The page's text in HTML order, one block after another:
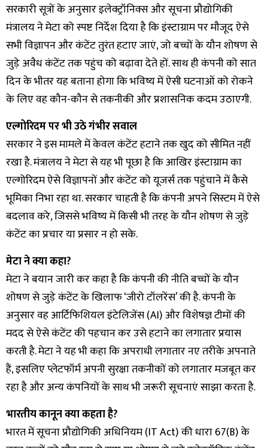
सरकारी सूत्रों के अनुसार इलेक्ट्रॉनिक्स और सूचना प्रौद्योगिकी
मंत्रालय ने मेटा को स्पष्ट निर्देश दिया है कि इंस्टाग्राम पर मौजूद ऐसे
सभी विज्ञापन और कंटेंट तुरंत हटाए जाएं, जो बच्चों के यौन शोषण से
जुड़े अवैध कंटेंट तक पहुंच को बढ़ावा देते हों. साथ ही कंपनी को सात
दिन के भीतर यह बताना होगा कि भविष्य में ऐसी घटनाओं को रोकने
के लिए वह कौन-कौन से तकनीकी और प्रशासनिक कदम उठाएगी.
एल्गोरिदम पर भी उठे गंभीर सवाल
सरकार ने इस मामले में केवल कंटेंट हटाने तक खुद को सीमित नहीं
रखा है. मंत्रालय ने मेटा से यह भी पूछा है कि आखिर इंस्टाग्राम का
एल्गोरिदम ऐसे विज्ञापनों और कंटेंट को यूजर्स तक पहुंचाने में कैसे
भूमिका निभा रहा था. सरकार चाहती है कि कंपनी अपने सिस्टम में ऐसे
बदलाव करे, जिससे भविष्य में किसी भी तरह के यौन शोषण से जुड़े
कंटेंट का प्रचार या प्रसार न हो सके.
मेटा ने क्या कहा?
मेटा ने बयान जारी कर कहा है कि कंपनी की नीति बच्चों के यौन
शोषण से जुड़े कंटेंट के खिलाफ ‘जीरो टॉलरेंस’ की है. कंपनी के
अनुसार वह आर्टिफिशियल इंटेलिजेंस (AI) और विशेषज्ञ टीमों की
मदद से ऐसे कंटेंट की पहचान कर उसे हटाने का लगातार प्रयास
करती है. मेटा ने यह भी कहा कि अपराधी लगातार नए तरीके अपनाते
हैं, इसलिए प्लेटफॉर्म अपनी सुरक्षा तकनीकों को लगातार मजबूत कर
रहा है और अन्य कंपनियों के साथ भी जरूरी सूचनाएं साझा करता है.
भारतीय कानून क्या कहता है?
भारत में सूचना प्रौद्योगिकी अधिनियम (IT Act) की धारा 67(B) के